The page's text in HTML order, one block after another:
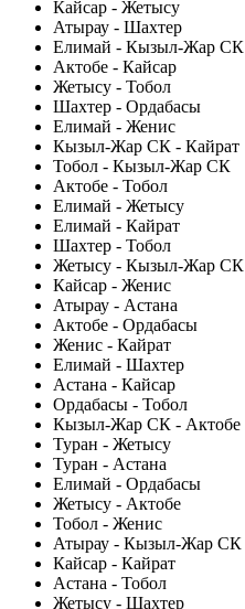
Кайсар - Жетысу
Атырау - Шахтер
Елимай - Кызыл-Жар СК
Актобе - Кайсар
Жетысу - Тобол
Шахтер - Ордабасы
Елимай - Женис
Кызыл-Жар СК - Кайрат
Тобол - Кызыл-Жар СК
Актобе - Тобол
Елимай - Жетысу
Елимай - Кайрат
Шахтер - Тобол
Жетысу - Кызыл-Жар СК
Кайсар - Женис
Атырау - Астана
Актобе - Ордабасы
Женис - Кайрат
Елимай - Шахтер
Астана - Кайсар
Ордабасы - Тобол
Кызыл-Жар СК - Актобе
Туран - Жетысу
Туран - Астана
Елимай - Ордабасы
Жетысу - Актобе
Тобол - Женис
Атырау - Кызыл-Жар СК
Кайсар - Кайрат
Астана - Тобол
Жетысу - Шахтер